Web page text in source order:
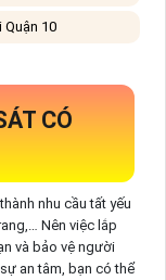
Quận 10
CÓ
nhu cầu tất yếu
Nên việc lắp
và bảo vệ người
an tâm, bạn có thể